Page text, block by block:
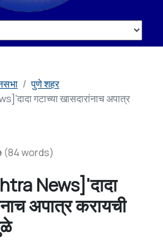
पुणे शहर
गटाच्या खासदारांनाच अपात्र
(84 words)
News]'दादा
अपात्र करायची